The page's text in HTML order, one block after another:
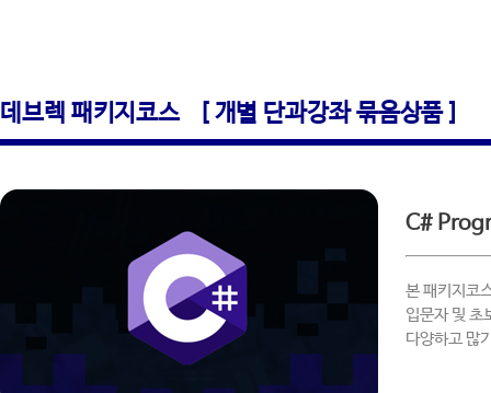
데브렉 패키지코스 [ 개별 단과강좌 묶음상품 ]
C#
본 패키지코
입문자 및 초
다양하고 많